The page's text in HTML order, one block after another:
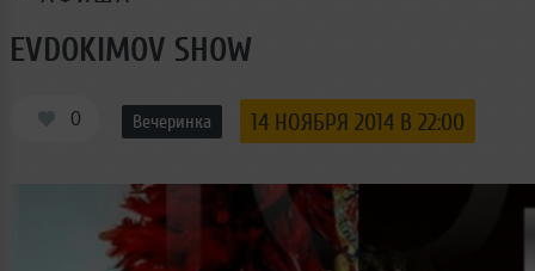
EVDOKIMOV SHOW
0 Вечеринка 14 НОЯБРЯ 2014 В 22:00